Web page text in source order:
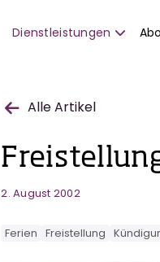
Dienstleistungen
Alle Artikel
2. August 2002
Ferien Freistellung